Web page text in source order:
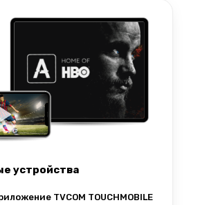
устройства
TVCOM TOUCHMOBILE